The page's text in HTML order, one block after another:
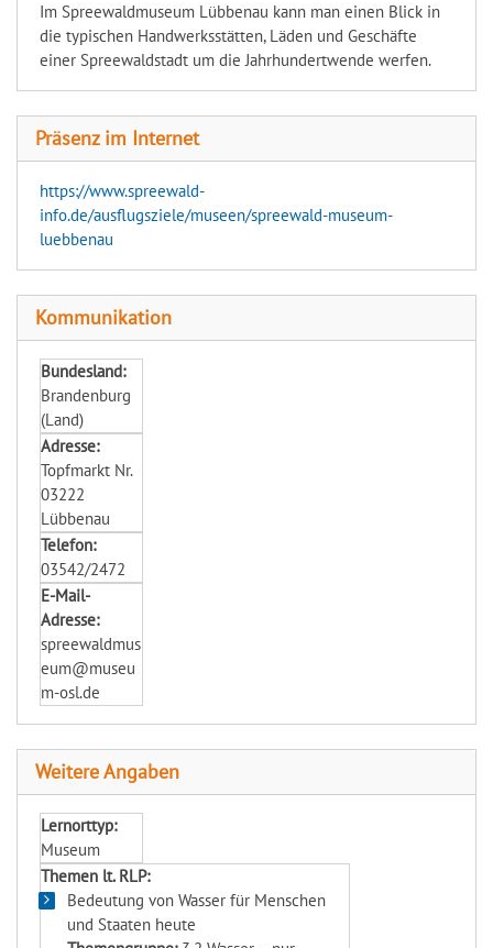
Im Spreewaldmuseum Lübbenau kann man einen Blick in
die typischen Handwerksstätten, Läden und Geschäfte
einer Spreewaldstadt um die Jahrhundertwende werfen.
Präsenz im Internet
https://www.spreewald-
info.de/ausflugsziele/museen/spreewald-museum-
luebbenau
Kommunikation
Bundesland:
Brandenburg
(Land)
Adresse:
Topfmarkt Nr.
03222
Lübbenau
Telefon:
03542/2472
E-Mail-
Adresse:
spreewaldmus
eum@museu
m-osl.de
Weitere Angaben
Lernorttyp:
Museum
Themen lt. RLP:
Bedeutung von Wasser für Menschen
und Staaten heute